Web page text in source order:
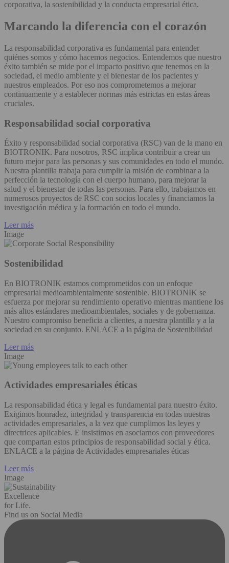
corporativa, la sostenibilidad y la conducta empresarial ética.
Marcando la diferencia con el corazón
La responsabilidad corporativa es fundamental para entender
quiénes somos y cómo hacemos negocios. Entendemos que nuestro
éxito también se mide por el impacto positivo que tenemos en la
sociedad, el medio ambiente y el bienestar de los pacientes y
nuestros empleados. Por eso nos comprometemos a mejorar
continuamente y a establecer normas más estrictas en estas áreas
cruciales.
Responsabilidad social corporativa
Éxito y responsabilidad social corporativa (RSC) van de la mano en
BIOTRONIK. Para nosotros, RSC implica contribuir a crear un
futuro mejor para las personas y sus comunidades en todo el mundo.
Nuestra plantilla trabaja para cumplir la misión de combinar a la
perfección la tecnología con el cuerpo humano, para mejorar la
salud y el bienestar de todas las personas. Para ello, trabajamos en
numerosos proyectos de RSC con socios locales y financiamos la
investigación médica y la formación en todo el mundo.
Leer más
Image
Sostenibilidad
En BIOTRONIK estamos comprometidos con un enfoque
empresarial medioambientalmente sostenible. BIOTRONIK se
esfuerza por mejorar su rendimiento operativo mientras mantiene los
más altos estándares medioambientales, sociales y de gobernanza.
Nuestro compromiso beneficia a clientes, a nuestra plantilla y a la
sociedad en su conjunto. ENLACE a la página de Sostenibilidad
Leer más
Image
Actividades empresariales éticas
La responsabilidad ética y legal es fundamental para nuestro éxito.
Exigimos honradez, integridad y transparencia en todas nuestras
actividades empresariales, a la vez que cumplimos las leyes y
directrices aplicables. E insistimos en asociarnos con proveedores
que compartan estos principios de responsabilidad social y ética.
ENLACE a la página de Actividades empresariales éticas
Leer más
Image
Excellence
for Life.
Find us on Social Media